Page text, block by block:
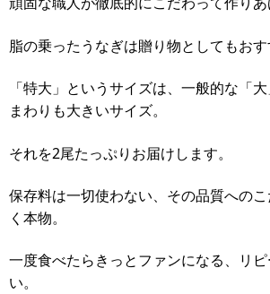
脂の乗ったうなぎは贈り物としてもお
「特大」というサイズは、一般的な「
まわりも大きいサイズ。
それを2尾たっぷりお届けします。
保存料は一切使わない、その品質への
く本物。
一度食べたらきっとファンになる、リ
い。